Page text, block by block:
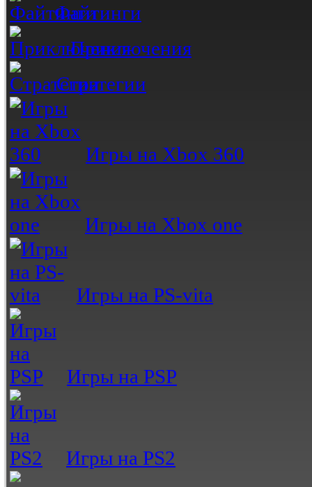
Файтинги
Приключения
Стратегии
Игры на Xbox 360
Игры на Xbox one
Игры на PS-vita
Игры на PSP
Игры на PS2